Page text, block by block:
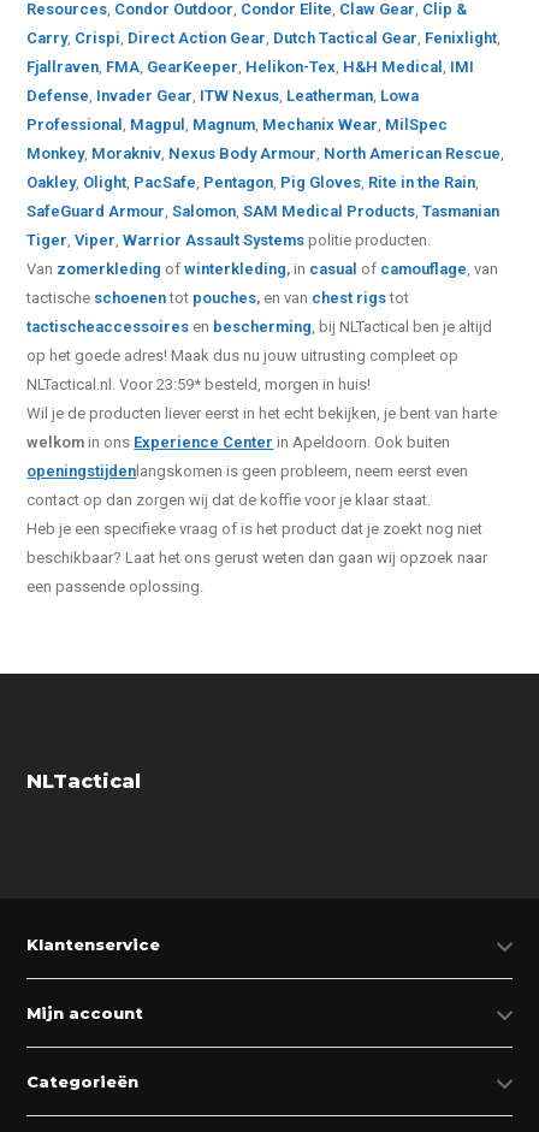
Resources, Condor Outdoor, Condor Elite, Claw Gear, Clip &
Carry, Crispi, Direct Action Gear, Dutch Tactical Gear, Fenixlight,
Fjallraven, FMA, GearKeeper, Helikon-Tex, H&H Medical, IMI
Defense, Invader Gear, ITW Nexus, Leatherman, Lowa
Professional, Magpul, Magnum, Mechanix Wear, MilSpec
Monkey, Morakniv, Nexus Body Armour, North American Rescue,
Oakley, Olight, PacSafe, Pentagon, Pig Gloves, Rite in the Rain,
SafeGuard Armour,Salomon,SAM Medical Products,Tasmanian
Tiger,Viper,Warrior Assault Systems politie producten.
Van zomerkleding ofwinterkleding, in casual of camouflage, van
tactische schoenentot pouches, en van chest rigstot
tactischeaccessoires en bescherming, bij NLTactical ben je altijd
op het goede adres! Maak dus nu jouw uitrusting compleet op
NLTactical.nl. Voor 23:59* besteld, morgen in huis!
Wil je de producten liever eerst in het echt bekijken, je bent van harte
welkom in ons Experience Center in Apeldoorn. Ook buiten
openingstijden langskomen is geen probleem, neem eerst even
contact op dan zorgen wij dat de koffie voor je klaar staat.
Heb je een specifieke vraag of is het product dat je zoekt nog niet
beschikbaar? Laat het ons gerust weten dan gaan wij opzoek naar
een passende oplossing.
NLTactical
Klantenservice
Mijn account
Categorieën